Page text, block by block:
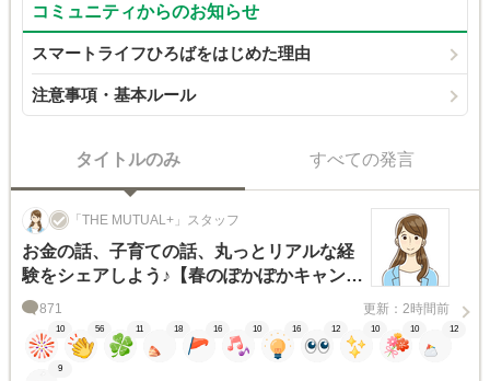
コミュニティからのお知らせ
スマートライフひろばをはじめた理由
注意事項・基本ルール
タイトルのみ すべての発言
「THE MUTUAL+」スタッフ
お金の話、子育ての話、丸っとリアルな経
験をシェアしよう♪【春のぽかぽかキャンペ
ーン対象テーマ】
871 更新：2時間前
10 56 11 18 16 10 16 12 10 10 12
9